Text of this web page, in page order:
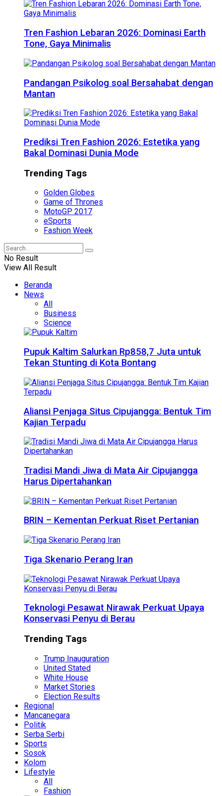
Tren Fashion Lebaran 2026: Dominasi Earth
Tone, Gaya Minimalis
Pandangan Psikolog soal Bersahabat dengan
Mantan
Prediksi Tren Fashion 2026: Estetika yang
Bakal Dominasi Dunia Mode
Trending Tags
Golden Globes
Game of Thrones
MotoGP 2017
eSports
Fashion Week
No Result
View All Result
Beranda
News
All
Business
Science
Pupuk Kaltim Salurkan Rp858,7 Juta untuk
Tekan Stunting di Kota Bontang
Aliansi Penjaga Situs Cipujangga: Bentuk Tim
Kajian Terpadu
Tradisi Mandi Jiwa di Mata Air Cipujangga
Harus Dipertahankan
BRIN – Kementan Perkuat Riset Pertanian
Tiga Skenario Perang Iran
Teknologi Pesawat Nirawak Perkuat Upaya
Konservasi Penyu di Berau
Trending Tags
Trump Inauguration
United Stated
White House
Market Stories
Election Results
Regional
Mancanegara
Politik
Serba Serbi
Sports
Sosok
Kolom
Lifestyle
All
Fashion